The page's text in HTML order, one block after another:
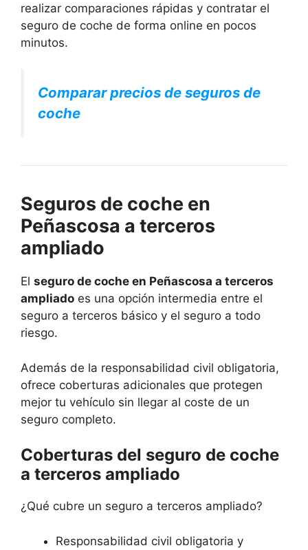
realizar comparaciones rápidas y contratar el
seguro de coche de forma online en pocos
minutos.
Comparar precios de seguros de
coche
Seguros de coche en
Peñascosa a terceros
ampliado
El seguro de coche en Peñascosa a terceros
ampliado es una opción intermedia entre el
seguro a terceros básico y el seguro a todo
riesgo.
Además de la responsabilidad civil obligatoria,
ofrece coberturas adicionales que protegen
mejor tu vehículo sin llegar al coste de un
seguro completo.
Coberturas del seguro de coche
a terceros ampliado
¿Qué cubre un seguro a terceros ampliado?
Responsabilidad civil obligatoria y